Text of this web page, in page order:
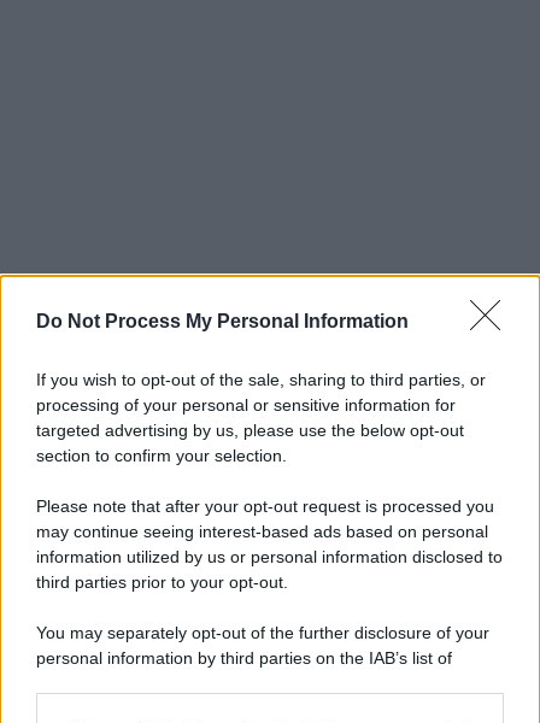
Do Not Process My Personal Information
If you wish to opt-out of the sale, sharing to third parties, or
processing of your personal or sensitive information for
targeted advertising by us, please use the below opt-out
section to confirm your selection.
Please note that after your opt-out request is processed you
may continue seeing interest-based ads based on personal
information utilized by us or personal information disclosed to
third parties prior to your opt-out.
You may separately opt-out of the further disclosure of your
personal information by third parties on the IAB’s list of